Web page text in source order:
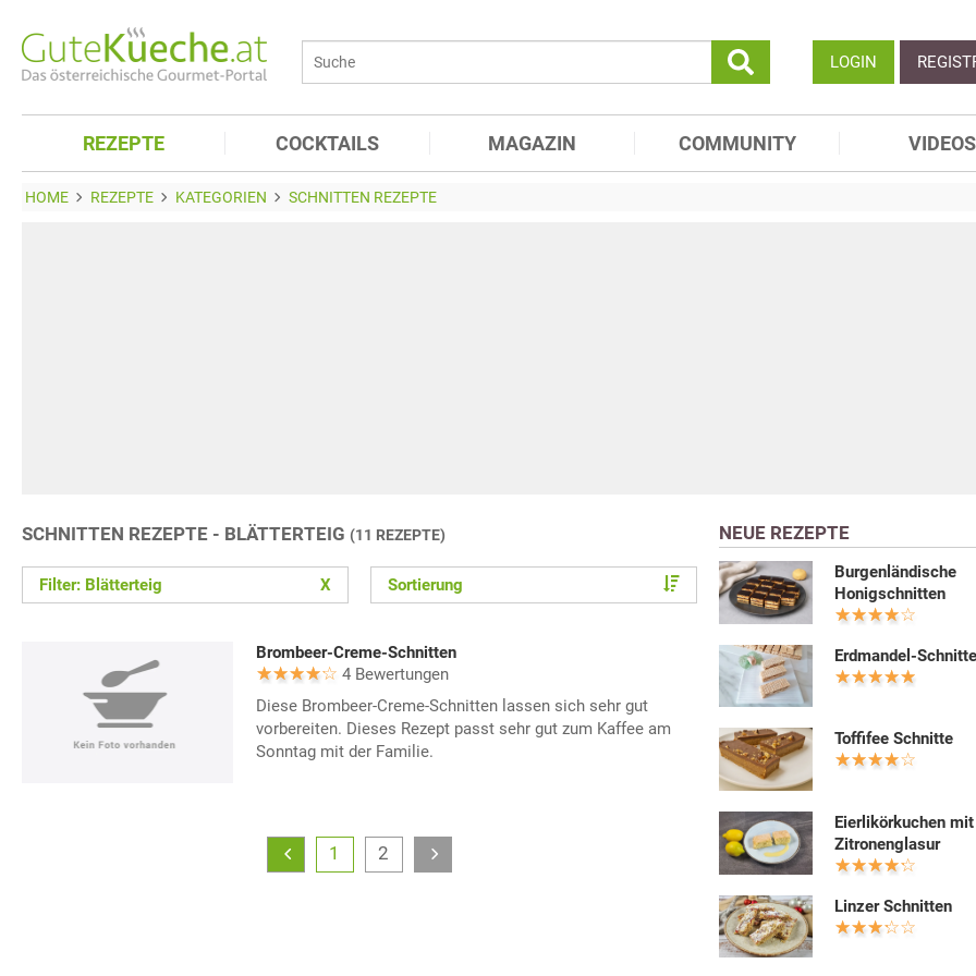
LOGIN
REZEPTE COCKTAILS MAGAZIN COMMUNITY VIDEOS
HOME REZEPTE KATEGORIEN SCHNITTEN REZEPTE
SCHNITTEN REZEPTE - BLÄTTERTEIG (11 REZEPTE)
Filter: Blätterteig X Sortierung
Brombeer-Creme-Schnitten
4 Bewertungen
Diese Brombeer-Creme-Schnitten lassen sich sehr gut
vorbereiten. Dieses Rezept passt sehr gut zum Kaffee am
Sonntag mit der Familie.
1 2
NEUE REZEPTE
Burgenländische
Honigschnitten
Erdmandel-
Toffifee Schnitte
Eierlikörkuchen mit
Zitronenglasur
Linzer Schnitten